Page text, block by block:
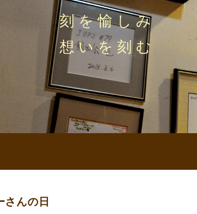
刻を愉しみ
想いを刻む
さんの日